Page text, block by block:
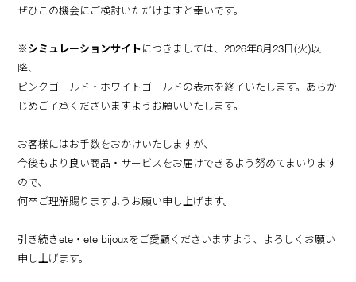
ぜひこの機会にご検討いただけますと幸いです。
※シミュレーションサイトにつきましては、2026年6月23日(火)以
降、
ピンクゴールド・ホワイトゴールドの表示を終了いたします。あらか
じめご了承くださいますようお願いいたします。
お客様にはお手数をおかけいたしますが、
今後もより良い商品・サービスをお届けできるよう努めてまいります
ので、
何卒ご理解賜りますようお願い申し上げます。
引き続きete・ete bijouxをご愛顧くださいますよう、よろしくお願い
申し上げます。